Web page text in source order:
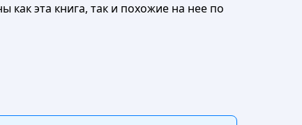
как эта книга, так и похожие на нее по